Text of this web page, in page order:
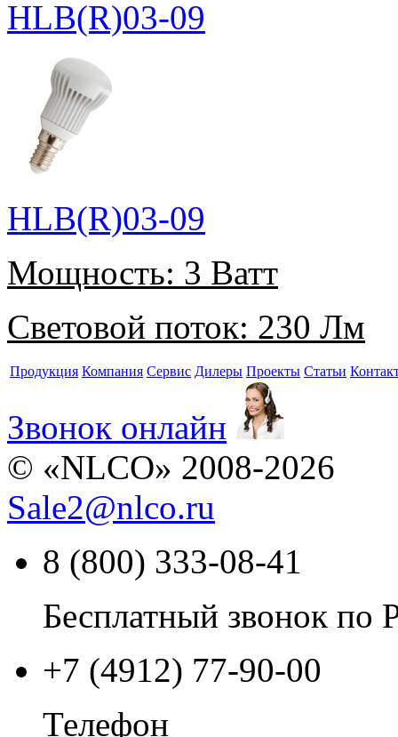
HLB(R)03-09
HLB(R)03-09
Мощность: 3 Ватт
Световой поток: 230 Лм
Продукция Компания Сервис Дилеры Проекты Статьи
Звонок онлайн
© «NLCO» 2008-2026
Sale2@nlco.ru
8 (800) 333-08-41
Бесплатный звонок по
+7 (4912) 77-90-00
Телефон